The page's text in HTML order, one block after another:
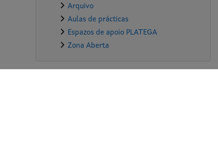
Arquivo
Aulas de prácticas
Espazos de apoio PLATEGA
Zona Aberta